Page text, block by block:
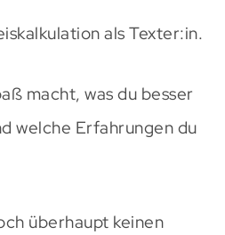
als Texter:in.
macht, was du besser
welche Erfahrungen du
überhaupt keinen